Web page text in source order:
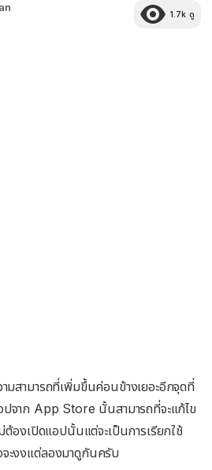
1.7k ดู
สามารถที่เพิ่มขึ้นค่อนข้างเยอะอีกจุดที่
จาก App Store นั้นสามารถที่จะแก้ไข
ต้องเปิดแอปนั้นแต่จะเป็นการเรียกใช้
ะงงแต่ลองมาดูกันครับ